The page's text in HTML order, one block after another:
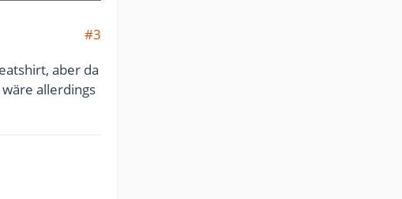
#3
aber da
allerdings